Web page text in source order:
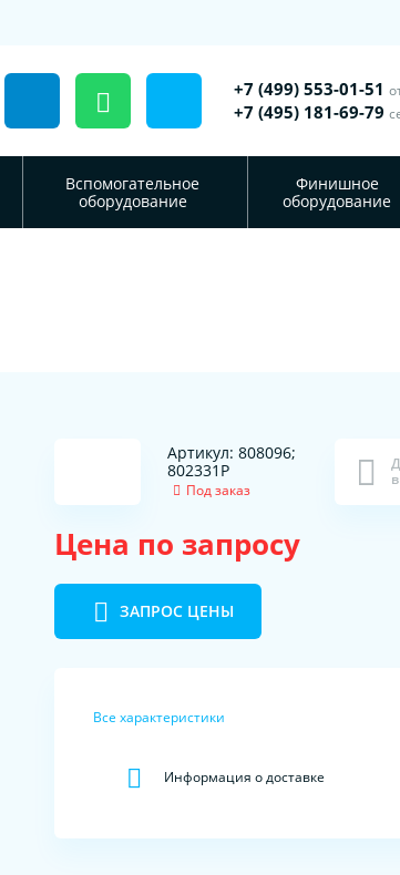
+7 (499) 553-01-51
+7 (495) 181-69-79
Вспомогательное
оборудование
Финишное
оборудование
Артикул: 808096;
802331P
Под заказ
Цена по запросу
ЗАПРОС ЦЕНЫ
Все характеристики
Информация о доставке